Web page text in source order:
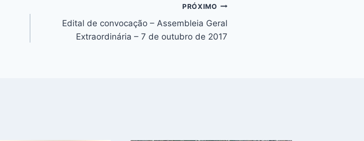
PRÓXIMO
Edital de convocação – Assembleia Geral
Extraordinária – 7 de outubro de 2017